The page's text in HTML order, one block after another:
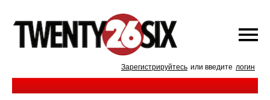
Зарегистрируйтесь или введите логин